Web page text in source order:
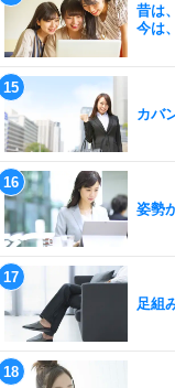
昔は
今は
カバ
姿勢
足組